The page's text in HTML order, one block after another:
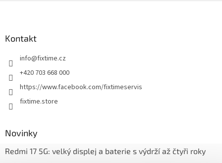
Kontakt
info@fixtime.cz
+420 703 668 000
https://www.facebook.com/fixtimeservis
fixtime.store
Novinky
Redmi 17 5G: velký displej a baterie s výdrží až čtyři roky